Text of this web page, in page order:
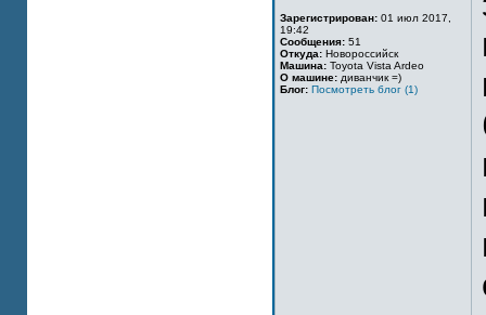
Зарегистрирован: 01 июл 2017,
19:42
Сообщения: 51
Откуда: Новороссийск
Машина: Toyota Vista Ardeo
О машине: диванчик =)
Блог: Посмотреть блог (1)